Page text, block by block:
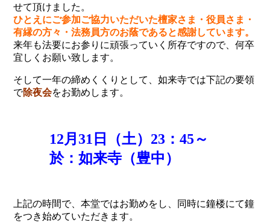
せて頂けました。
ひとえにご参加ご協力いただいた檀家さま・役員さま・
有縁の方々・法務員方のお蔭であると感謝しています。
来年も法要にお参りに頑張っていく所存ですので、何卒
宜しくお願い致します。
そして一年の締めくくりとして、如来寺では下記の要領
で除夜会をお勤めします。
12月31日（土）23：45～
於：如来寺（豊中）
上記の時間で、本堂ではお勤めをし、同時に鐘楼にて鐘
をつき始めていただきます。